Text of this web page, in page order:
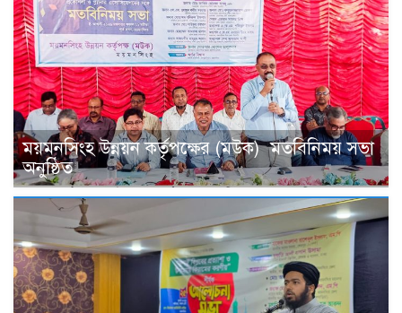
ময়মনসিংহ উন্নয়ন কর্তৃপক্ষের (মউক) মতবিনিময় সভা
অনুষ্ঠিত